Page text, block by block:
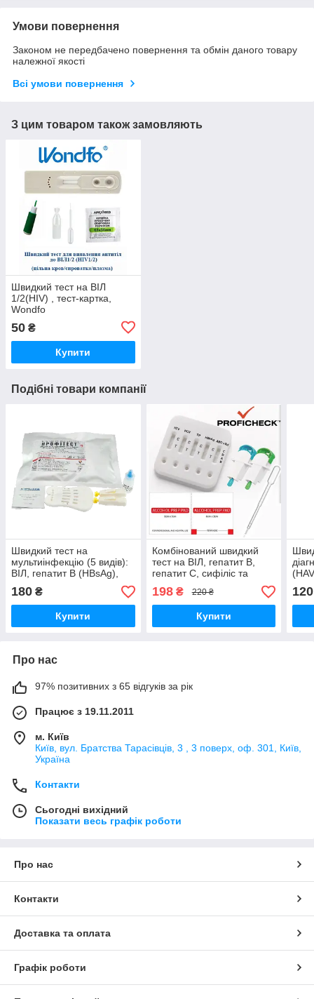
Умови повернення
Законом не передбачено повернення та обмін даного товару
належної якості
Всі умови повернення
З цим товаром також замовляють
Швидкий тест на ВІЛ
1/2(HIV) , тест-картка,
Wondfo
50 ₴
Купити
Подібні товари компанії
Швидкий тест на
мультиінфекцію (5 видів):
ВІЛ, гепатит В (HBsAg),
гепатит B HBcAb, гепатит
С, силіліс, InTec Inc.
180 ₴
Купити
Комбінований швидкий
тест на ВІЛ, гепатит B,
гепатит С, сифіліс та
визначення групи крові і
резус-фактора (цільна
кров)
198₴ 220 ₴
Купити
120
Про нас
97% позитивних з 65 відгуків за рік
Працює з 19.11.2011
м. Київ
Київ, вул. Братства Тарасівців, 3 , 3 поверх, оф. 301, Київ,
Україна
Контакти
Сьогодні вихідний
Показати весь графік роботи
Про нас
Контакти
Доставка та оплата
Графік роботи